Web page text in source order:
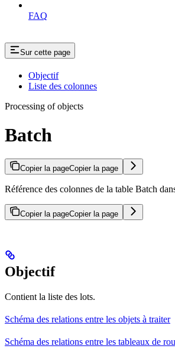
FAQ
Sur cette page
Objectif
Liste des colonnes
Processing of objects
Batch
Copier la pageCopier la page
Référence des colonnes de la table Batch
Copier la pageCopier la page
Objectif
Contient la liste des lots.
Schéma des relations entre les objets à traiter
Schéma des relations entre les tableaux de